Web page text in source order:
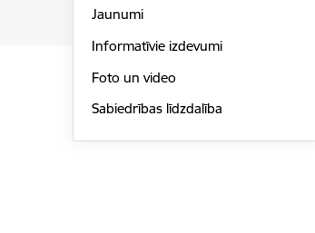
Jaunumi
Informatīvie izdevumi
Foto un video
Sabiedrības līdzdalība